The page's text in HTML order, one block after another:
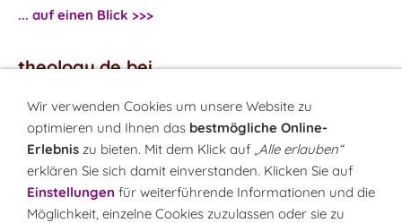
... auf einen Blick >>>
theology.de bei
...Facebook
...Twitter
Monatsrätsel
Rätseln & Gewinnen!
Wir verwenden Cookies um unsere Website zu
optimieren und Ihnen das bestmögliche Online-
Erlebnis zu bieten. Mit dem Klick auf „Alle erlauben“
erklären Sie sich damit einverstanden. Klicken Sie auf
Einstellungen für weiterführende Informationen und die
Möglichkeit, einzelne Cookies zuzulassen oder sie zu